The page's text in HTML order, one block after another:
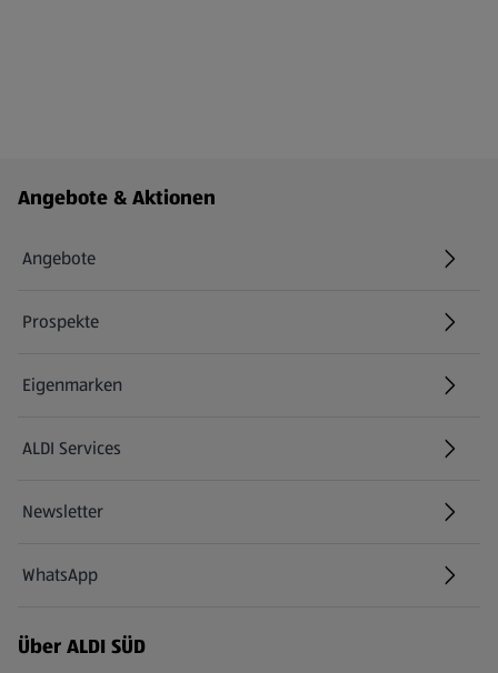
Fußzeilenmenü - weitere Links
Angebote & Aktionen
Angebote
Prospekte
Eigenmarken
ALDI Services
Newsletter
WhatsApp
Über ALDI SÜD